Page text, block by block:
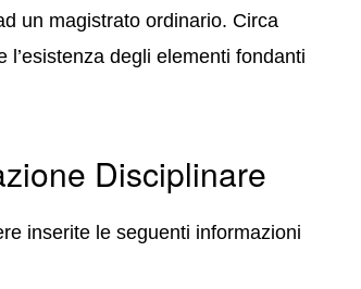
un magistrato ordinario. Circa
l’esistenza degli elementi fondanti
Disciplinare
inserite le seguenti informazioni